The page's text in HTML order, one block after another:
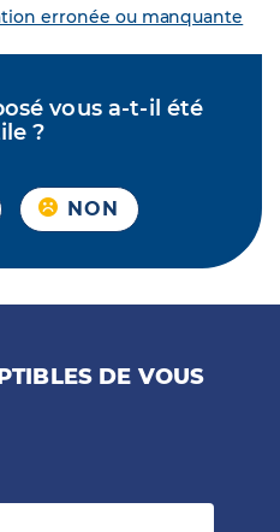
erronée ou manquante
vous a-t-il été
?
NON
DE VOUS